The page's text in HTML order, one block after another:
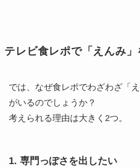
テレビ食レポで「えんみ」
では、なぜ食レポでわざわざ「
がいるのでしょうか？
考えられる理由は大きく2つ。
1. 専門っぽさを出したい